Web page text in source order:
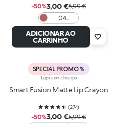
-50%3,00 €5,99 €
04
Intense
Hazelnut
ADICIONAR AO
CARRINHO
SPECIAL PROMO %
Lápis on-the-go
Smart Fusion Matte Lip Crayon
(274)
-50%3,00 €5,99 €